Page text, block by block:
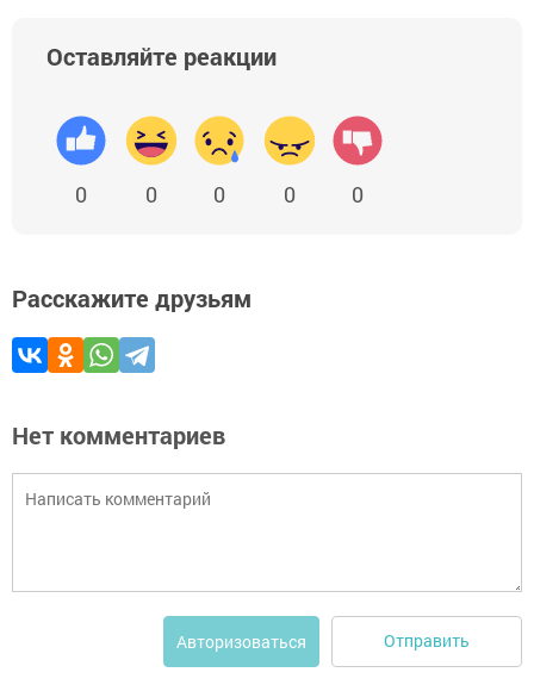
Оставляйте реакции
0 0 0 0 0
Расскажите друзьям
Нет комментариев
Авторизоваться Отправить